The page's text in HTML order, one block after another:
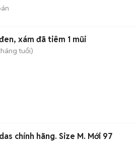
xám đã tiêm 1 mũi
tuổi)
chính hãng. Size M. Mới 97